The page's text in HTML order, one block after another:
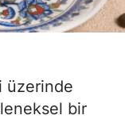
üzerinde
bir